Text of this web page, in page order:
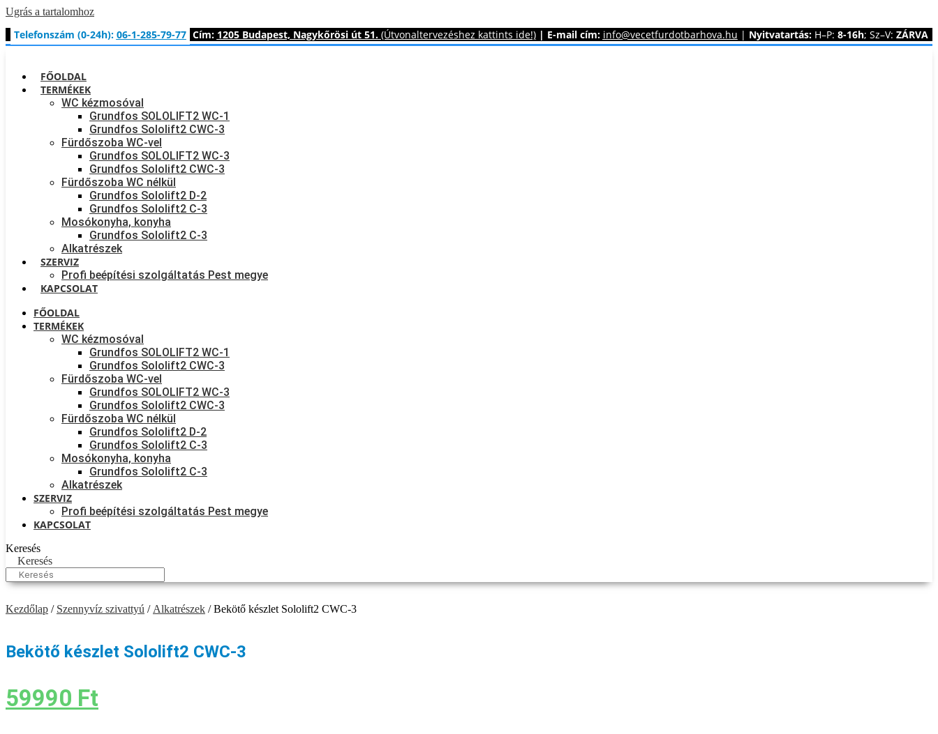
Ugrás a tartalomhoz
Telefonszám (0-24h): 06-1-285-79-77 Cím: 1205 Budapest, Nagykőrösi út 51.(Útvonaltervezéshez kattints ide!) | E-mail cím: info@vecetfurdotbarhova.hu | Nyitvatartás:H–P: 8-16h; Sz–V: ZÁRVA
FŐOLDAL
TERMÉKEK
WC kézmosóval
Grundfos SOLOLIFT2 WC-1
Grundfos Sololift2 CWC-3
Fürdőszoba WC-vel
Grundfos SOLOLIFT2 WC-3
Grundfos Sololift2 CWC-3
Fürdőszoba WC nélkül
Grundfos Sololift2 D-2
Grundfos Sololift2 C-3
Mosókonyha, konyha
Grundfos Sololift2 C-3
Alkatrészek
SZERVIZ
Profi beépítési szolgáltatás Pest megye
KAPCSOLAT
FŐOLDAL
TERMÉKEK
WC kézmosóval
Grundfos SOLOLIFT2 WC-1
Grundfos Sololift2 CWC-3
Fürdőszoba WC-vel
Grundfos SOLOLIFT2 WC-3
Grundfos Sololift2 CWC-3
Fürdőszoba WC nélkül
Grundfos Sololift2 D-2
Grundfos Sololift2 C-3
Mosókonyha, konyha
Grundfos Sololift2 C-3
Alkatrészek
SZERVIZ
Profi beépítési szolgáltatás Pest megye
KAPCSOLAT
Keresés
Keresés
Kezdőlap / Szennyvíz szivattyú / Alkatrészek / Bekötő készlet Sololift2 CWC-3
Bekötő készlet Sololift2 CWC-3
59990 Ft